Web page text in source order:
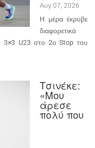
Αυγ 07, 2026
Η μέρα έκρυβε
διαφορετικά
3×3 U23 στο 2ο Stop του
Τσινέκε:
«Μου
άρεσε
πολύ που